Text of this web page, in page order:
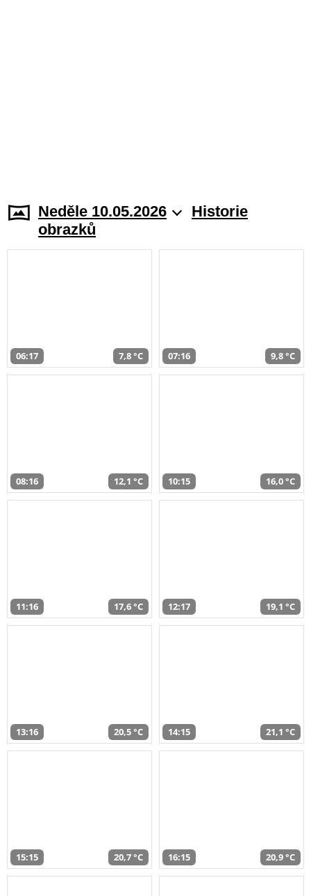
Neděle 10.05.2026
Historie
obrazků
06:17 7,8 °C 07:16 9,8 °C
08:16 12,1 °C 10:15 16,0 °C
11:16 17,6 °C 12:17 19,1 °C
13:16 20,5 °C 14:15 21,1 °C
15:15 20,7 °C 16:15 20,9 °C